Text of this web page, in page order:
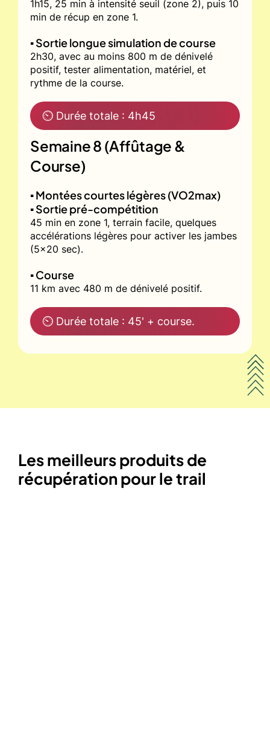
1h15, 25 min à intensité seuil (zone 2), puis 10
min de récup en zone 1.
▪️ Sortie longue simulation de course
2h30, avec au moins 800 m de dénivelé
positif, tester alimentation, matériel, et
rythme de la course.
⏲ Durée totale : 4h45
Semaine 8 (Affûtage &
Course)
▪️ Montées courtes légères (VO2max)
▪️ Sortie pré-compétition
45 min en zone 1, terrain facile, quelques
accélérations légères pour activer les jambes
(5x20 sec).
▪️ Course
11 km avec 480 m de dénivelé positif.
⏲ Durée totale : 45' + course.
Les meilleurs produits de
récupération pour le trail